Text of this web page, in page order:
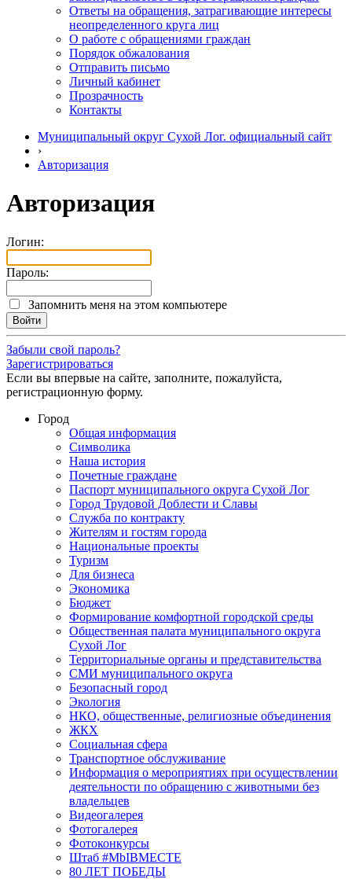
Ответы на обращения, затрагивающие интересы
неопределенного круга лиц
О работе с обращениями граждан
Порядок обжалования
Отправить письмо
Личный кабинет
Прозрачность
Контакты
Муниципальный округ Сухой Лог. официальный сайт
›
Авторизация
Авторизация
Логин:
Пароль:
Запомнить меня на этом компьютере
Забыли свой пароль?
Зарегистрироваться
Если вы впервые на сайте, заполните, пожалуйста,
регистрационную форму.
Город
Общая информация
Символика
Наша история
Почетные граждане
Паспорт муниципального округа Сухой Лог
Город Трудовой Доблести и Славы
Служба по контракту
Жителям и гостям города
Национальные проекты
Туризм
Для бизнеса
Экономика
Бюджет
Формирование комфортной городской среды
Общественная палата муниципального округа
Сухой Лог
Территориальные органы и представительства
СМИ муниципального округа
Безопасный город
Экология
НКО, общественные, религиозные объединения
ЖКХ
Социальная сфера
Транспортное обслуживание
Информация о мероприятиях при осуществлении
деятельности по обращению с животными без
владельцев
Видеогалерея
Фотогалерея
Фотоконкурсы
Штаб #MbIBMECTE
80 ЛЕТ ПОБЕДЫ